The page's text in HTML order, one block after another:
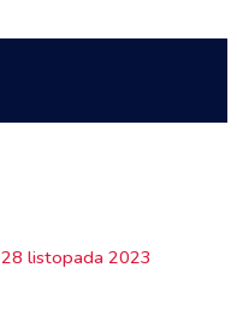
28 listopada 2023